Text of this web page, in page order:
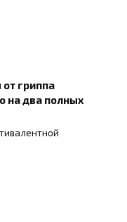
гриппа
на два полных